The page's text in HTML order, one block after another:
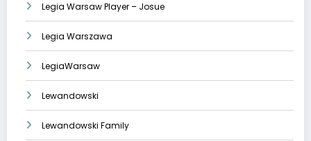
Legia Warsaw Player – Josue
Legia Warszawa
LegiaWarsaw
Lewandowski
Lewandowski Family